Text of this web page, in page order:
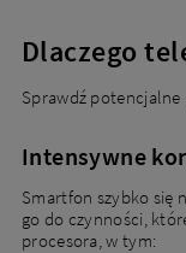
Dlaczego
Sprawdź potencjalne
Intensywne
Smartfon szybko się
go do czynności,
procesora, w tym: